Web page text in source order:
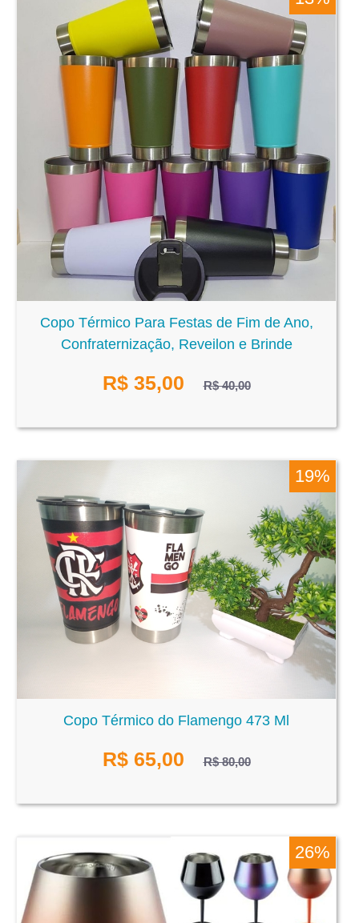
Copo Térmico Para Festas de Fim de Ano,
Confraternização, Reveilon e Brinde
R$ 35,00 R$ 40,00
19%
Copo Térmico do Flamengo 473 Ml
R$ 65,00 R$ 80,00
26%